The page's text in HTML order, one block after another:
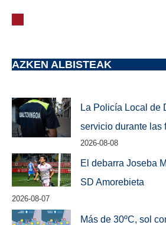
AZKEN ALBISTEAK
La Policía Local de
servicio durante las
2026-08-08
El debarra Joseba
SD Amorebieta
2026-08-07
Más de 30ºC, sol